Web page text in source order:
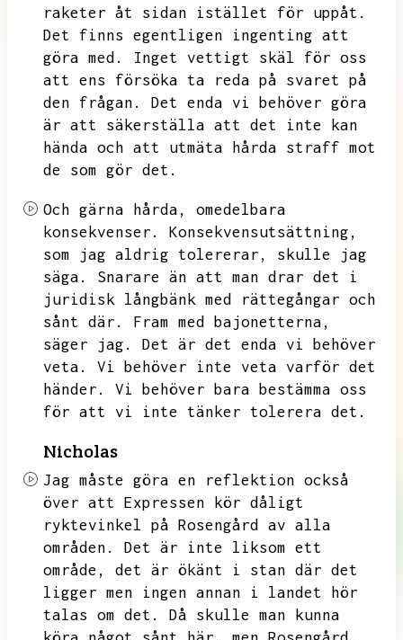
raketer åt sidan istället för uppåt.
Det finns egentligen ingenting att
göra med.
Inget vettigt skäl för oss
att ens försöka ta reda på svaret på
den frågan.
Det enda vi behöver göra
är att säkerställa att det inte kan
hända och att utmäta hårda straff mot
de som gör det.
Och gärna hårda,
omedelbara
konsekvenser.
Konsekvensutsättning,
som jag aldrig tolererar,
skulle jag
säga.
Snarare än att man drar det i
juridisk långbänk med rättegångar och
sånt där.
Fram med bajonetterna,
säger jag.
Det är det enda vi behöver
veta.
Vi behöver inte veta varför det
händer.
Vi behöver bara bestämma oss
för att vi inte tänker tolerera det.
Nicholas
Jag måste göra en reflektion också
över att Expressen kör dåligt
ryktevinkel på Rosengård av alla
områden.
Det är inte liksom ett
område,
det är ökänt i stan där det
ligger men ingen annan i landet hör
talas om det.
Då skulle man kunna